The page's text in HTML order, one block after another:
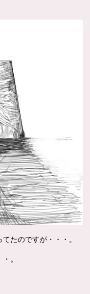
たのですが・・・。
。